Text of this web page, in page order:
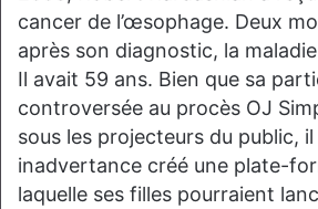
cancer de l’œsophage. Deux
après son diagnostic, la
Il avait 59 ans. Bien que sa
controversée au procès OJ
sous les projecteurs du public,
inadvertance créé une plate-
laquelle ses filles pourraient